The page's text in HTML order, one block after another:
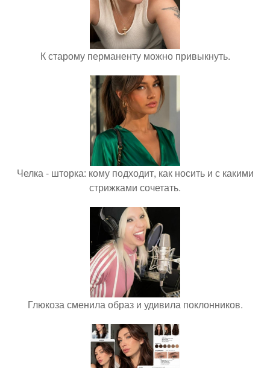
К старому перманенту можно привыкнуть.
Челка - шторка: кому подходит, как носить и с какими
стрижками сочетать.
Глюкоза сменила образ и удивила поклонников.